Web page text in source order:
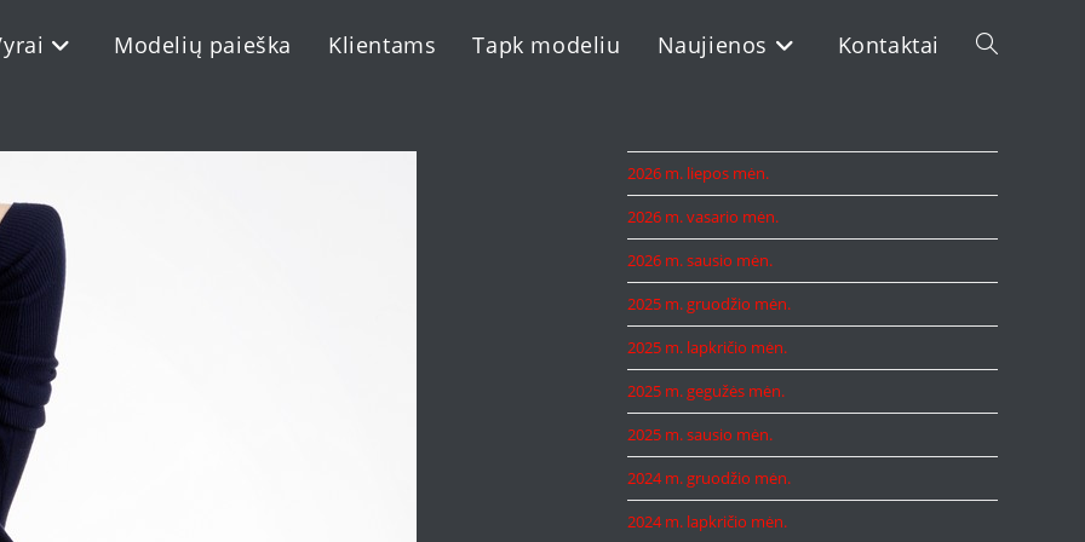
Modelių paieška Klientams Tapk modeliu Naujienos Kontaktai Toggle
2026 m. liepos mėn.
2026 m. vasario mėn.
2026 m. sausio mėn.
2025 m. gruodžio mėn.
2025 m. lapkričio mėn.
2025 m. gegužės mėn.
2025 m. sausio mėn.
2024 m. gruodžio mėn.
2024 m. lapkričio mėn.